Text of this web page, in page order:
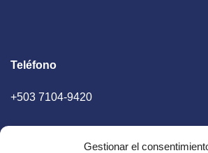
Gestionar el
Teléfono
+503 7104-9420